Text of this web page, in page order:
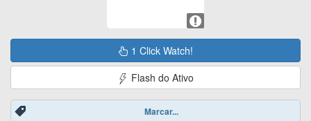
1 Click Watch!
Flash do Ativo
Marcar...